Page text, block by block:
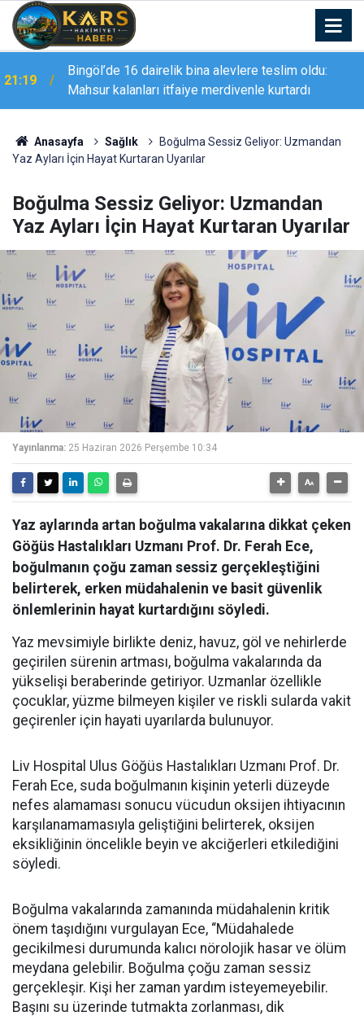
21:19
Bingöl’de 16 dairelik bina alevlere teslim oldu:
Mahsur kalanları itfaiye merdivenle kurtardı
Anasayfa Sağlık
Boğulma Sessiz Geliyor: Uzmandan
Yaz Ayları İçin Hayat Kurtaran Uyarılar
Boğulma Sessiz Geliyor: Uzmandan
Yaz Ayları İçin Hayat Kurtaran Uyarılar
Yayınlanma: 25 Haziran 2026 Perşembe 10:34
Yaz aylarında artan boğulma vakalarına dikkat çeken
Göğüs Hastalıkları Uzmanı Prof. Dr. Ferah Ece,
boğulmanın çoğu zaman sessiz gerçekleştiğini
belirterek, erken müdahalenin ve basit güvenlik
önlemlerinin hayat kurtardığını söyledi.
Yaz mevsimiyle birlikte deniz, havuz, göl ve nehirlerde
geçirilen sürenin artması, boğulma vakalarında da
yükselişi beraberinde getiriyor. Uzmanlar özellikle
çocuklar, yüzme bilmeyen kişiler ve riskli sularda vakit
geçirenler için hayati uyarılarda bulunuyor.
Liv Hospital Ulus Göğüs Hastalıkları Uzmanı Prof. Dr.
Ferah Ece, suda boğulmanın kişinin yeterli düzeyde
nefes alamaması sonucu vücudun oksijen ihtiyacının
karşılanamamasıyla geliştiğini belirterek, oksijen
eksikliğinin öncelikle beyin ve akciğerleri etkilediğini
söyledi.
Boğulma vakalarında zamanında müdahalenin kritik
önem taşıdığını vurgulayan Ece, “Müdahalede
gecikilmesi durumunda kalıcı nörolojik hasar ve ölüm
meydana gelebilir. Boğulma çoğu zaman sessiz
gerçekleşir. Kişi her zaman yardım isteyemeyebilir.
Başını su üzerinde tutmakta zorlanması, dik